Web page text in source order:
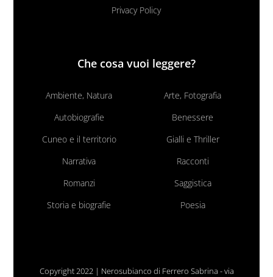
Privacy Policy
Che cosa vuoi leggere?
Ambiente, Natura
Arte, Fotografia
Autobiografie
Benessere
Cuneo e il territorio
Gialli e Thriller
Narrativa
Racconti
Romanzi
Saggistica
Storia e biografie
Poesia
Copyright 2022 | Nerosubianco di Ferrero Sabrina - via